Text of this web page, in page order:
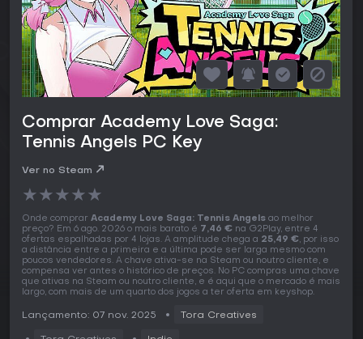
Comprar Academy Love Saga:
Tennis Angels PC Key
Ver no Steam
★★★★★
Onde comprar Academy Love Saga: Tennis Angels ao melhor
preço? Em 6 ago. 2026 o mais barato é 7,46 € na G2Play, entre 4
ofertas espalhadas por 4 lojas. A amplitude chega a 25,49 €, por isso
a distância entre a primeira e a última pode ser larga mesmo com
poucos vendedores. A chave ativa-se na Steam ou noutro cliente, e
compensa ver antes o histórico de preços. No PC compras uma chave
que ativas na Steam ou noutro cliente, e é aqui que o mercado é mais
largo, com mais de um quarto dos jogos a ter oferta em keyshop.
Lançamento: 07 nov. 2025 Tora Creatives